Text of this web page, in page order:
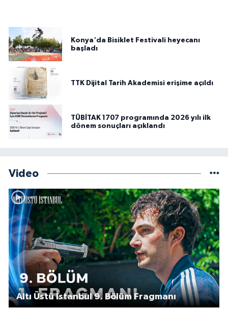
Konya'da Bisiklet Festivali heyecanı
başladı
TTK Dijital Tarih Akademisi erişime açıldı
TÜBİTAK 1707 programında 2026 yılı ilk
dönem sonuçları açıklandı
Video
Altı Üstü İstanbul 9. Bölüm Fragmanı